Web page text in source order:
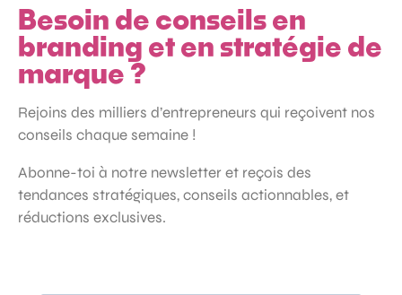
Besoin de conseils en
branding et en stratégie de
marque ?
Rejoins des milliers d’entrepreneurs qui reçoivent nos
conseils chaque semaine !
Abonne-toi à notre newsletter et reçois des
tendances stratégiques, conseils actionnables, et
réductions exclusives.